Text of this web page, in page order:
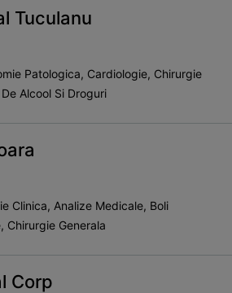
Tuculanu
Patologica, Cardiologie, Chirurgie
Alcool Si Droguri
Clinica, Analize Medicale, Boli
Chirurgie Generala
Corp